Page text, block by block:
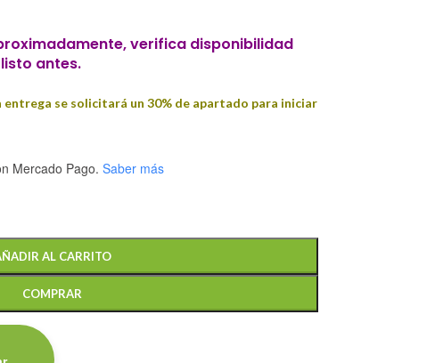
verifica disponibilidad
antes.
se solicitará un 30% de apartado para iniciar
Mercado Pago. Saber más
AL CARRITO
COMPRAR